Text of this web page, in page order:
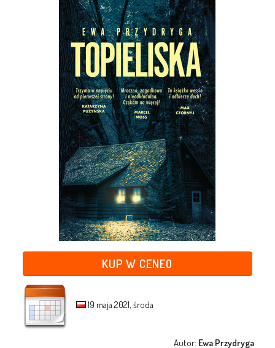
KUP W CENEO
19 maja 2021, środa
Autor: Ewa Przydryga